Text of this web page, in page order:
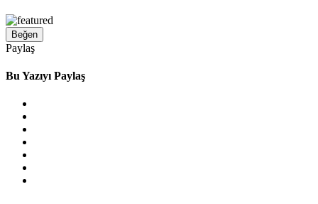
Beğen
Paylaş
Bu Yazıyı Paylaş